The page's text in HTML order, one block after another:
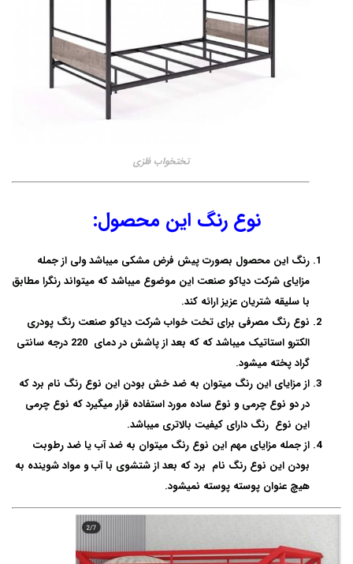
تختخواب فلزی
نوع رنگ این محصول:
رنگ این محصول بصورت پیش فرض مشکی میباشد ولی از جمله
مزایای شرکت دیاکو صنعت این موضوع میباشد که میتواند رنگرا مطابق
با سلیقه شتریان عزیز ارائه کند.
نوع رنگ مصرفی برای تخت خواب شرکت دیاکو صنعت رنگ پودری
الکترو استاتیک میباشد که که بعد از پاشش در دمای 220 درجه سانتی
گراد پخته میشود.
از مزایای این رنگ میتوان به ضد خش بودن این نوع رنگ نام برد که
در دو نوع چرمی و نوع ساده مورد استفاده قرار میگیرد که نوع چرمی
این نوع رنگ دارای کیفیت بالاتری میباشد.
از جمله مزایای مهم این نوع رنگ میتوان به ضد آب یا ضد رطوبت
بودن این نوع رنگ نام برد که بعد از شتشوی با آب و مواد شوینده به
هیچ عنوان پوسته پوسته نمیشود.